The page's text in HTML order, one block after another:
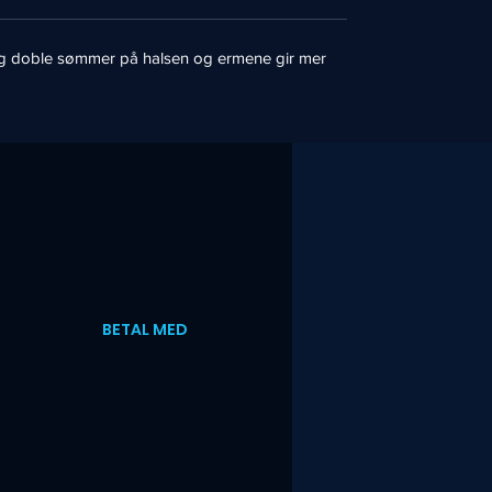
doble sømmer på halsen og ermene gir mer
BETAL MED